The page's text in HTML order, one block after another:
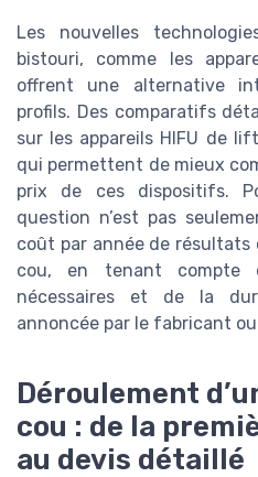
Les nouvelles
bistouri, comme les
offrent une alternative
profils. Des comparatifs
sur les appareils HIFU de
qui permettent de mieux
prix de ces dispositifs.
question n’est pas
coût par année de
cou, en tenant compte
nécessaires et de la
annoncée par le fabricant
Déroulement
cou : de la
au devis détaillé